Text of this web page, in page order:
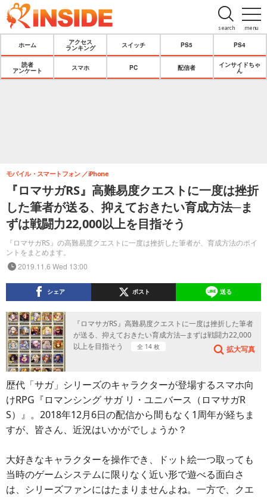
menu
search
ホーム
アクセス
ランキング
スイッチ PS5 PS4
読者
アンケート
スマホ PC 配信者
インサイドちゃ
ん
『ロマサガRS』高難易度クエストに一度は挫折
した筆者が送る、抑えておきたい育成方法─ま
ずは戦闘力22,000以上を目指そう
『ロマサガRS』の高難易度クエストに一度は挫折した筆者が、育成方法のポイ
ントをまとめます。
モバイル・スマートフォン iPhone
2019.11.6 Wed 13:00
シェア ポスト 送る
『ロマサガRS』高難易度クエストに一度は挫折した筆者
が送る、抑えておきたい育成方法─まずは戦闘力22,000
以上を目指そう
全 14 枚 拡大写真
歴代「サガ」シリーズのキャラクターが登場するスマホ向
けRPG『ロマンシング サガ リ・ユニバース（ロマサガR
S）』。2018年12月6日の配信から間もなく1周年が経ちま
すが、皆さん、近況はいかがでしょうか？
大好きなキャラクターを操作でき、ドット絵一つ取っても
当時のゲームシステムに限りなく近い形で遊べる面白さ
は、シリーズファンにはたまりませんよね。一方で、クエ